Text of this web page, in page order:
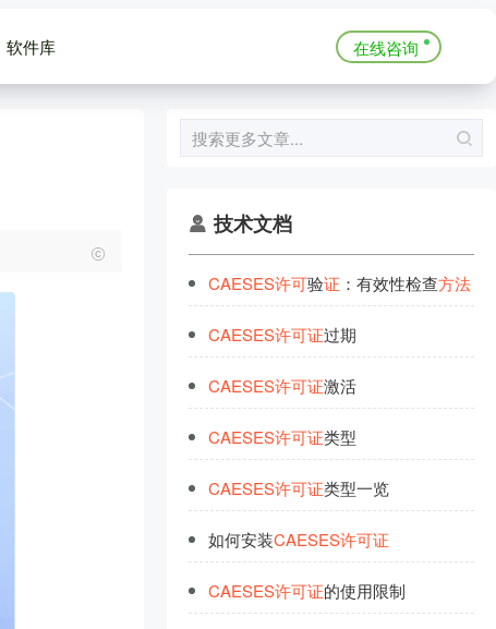
软件库 在线咨询
技术文档
CAESES许可验证 ：有效性检查方法
CAESES许可证过期
CAESES许可证激活
CAESES许可证类型
CAESES许可证类型一览
如何安装CAESES许可证
CAESES许可证的使用限制